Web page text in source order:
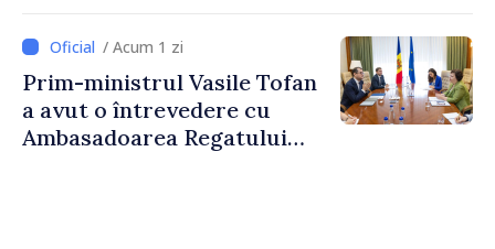
2027
/ Acum 1 zi
Prim-ministrul Vasile Tofan
a avut o întrevedere cu
Ambasadoarea Regatului